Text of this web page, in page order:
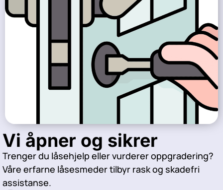
Vi åpner og sikrer
Trenger du låsehjelp eller vurderer oppgradering?
Våre erfarne låsesmeder tilbyr rask og skadefri
assistanse.